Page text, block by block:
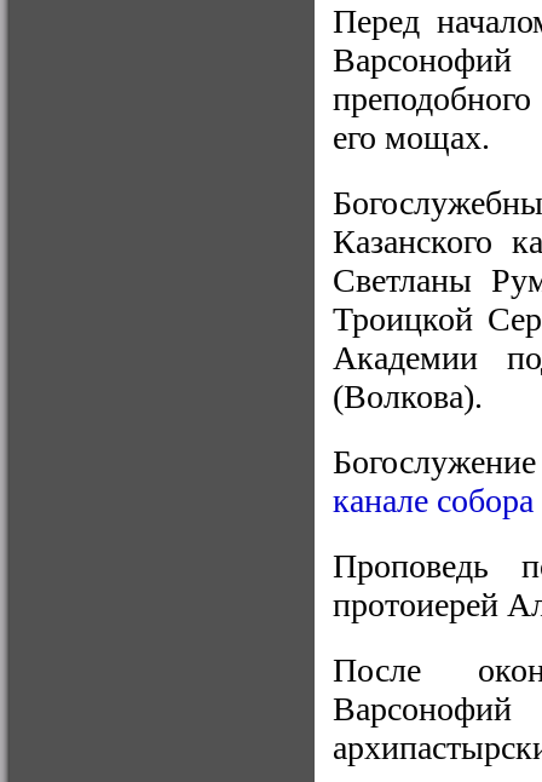
Перед
Варсонофий
его мощах.
Казанского
Светланы
Троицкой
Академии
(Волкова).
канале собора
Проповедь
протоиерей
После